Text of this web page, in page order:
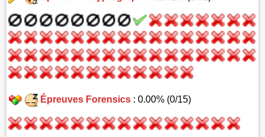
Épreuves Forensics: 0.00% (0/15)